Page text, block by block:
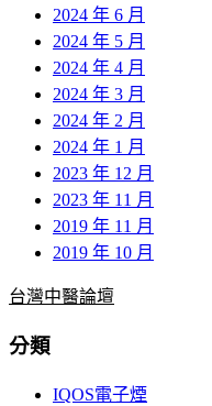
2024 年 6 月
2024 年 5 月
2024 年 4 月
2024 年 3 月
2024 年 2 月
2024 年 1 月
2023 年 12 月
2023 年 11 月
2019 年 11 月
2019 年 10 月
台灣中醫論壇
分類
IQOS電子煙